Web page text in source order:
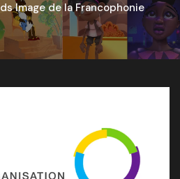
Image de la Francophonie